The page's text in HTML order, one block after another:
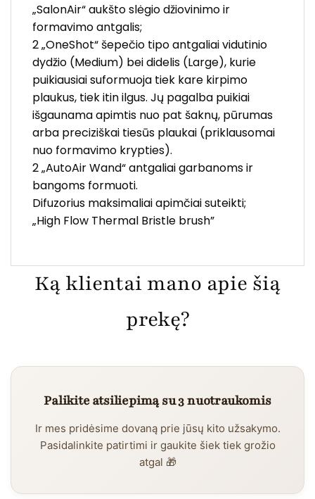
„SalonAir“ aukšto slėgio džiovinimo ir
formavimo antgalis;
2 „OneShot“ šepečio tipo antgaliai vidutinio
dydžio (Medium) bei didelis (Large), kurie
puikiausiai suformuoja tiek kare kirpimo
plaukus, tiek itin ilgus. Jų pagalba puikiai
išgaunama apimtis nuo pat šaknų, pūrumas
arba preciziškai tiesūs plaukai (priklausomai
nuo formavimo krypties).
2 „AutoAir Wand“ antgaliai garbanoms ir
bangoms formuoti.
Difuzorius maksimaliai apimčiai suteikti;
„High Flow Thermal Bristle brush”
Ką klientai mano apie šią
prekę?
Palikite atsiliepimą su 3 nuotraukomis
Ir mes pridėsime dovaną prie jūsų kito užsakymo.
Pasidalinkite patirtimi ir gaukite šiek tiek grožio
atgal 🎁